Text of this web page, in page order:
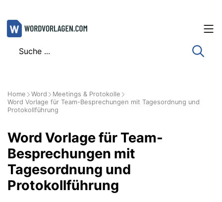
Zum
Inhalt
Home Word
Meetings & Protokolle
Word Vorlage für Team-Besprechungen mit Tagesordnung und
Protokollführung
Word Vorlage für Team-
Besprechungen mit
Tagesordnung und
Protokollführung